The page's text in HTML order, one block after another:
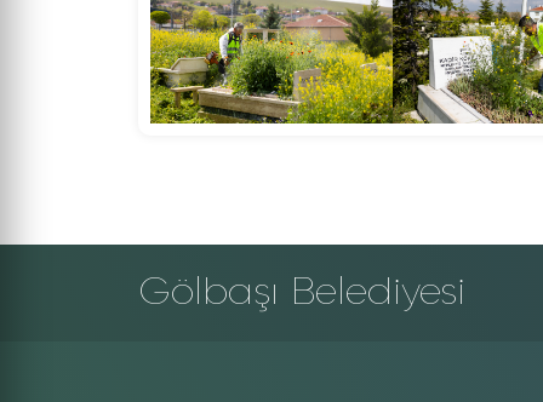
Gölbaşı Belediyesi